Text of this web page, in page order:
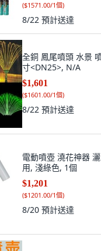
($1571.00/1個)
8/22 預計送達
全銅 鳳尾噴頭 水景
寸<DN25>, N/A
$1,601
($1601.00/1個)
8/22 預計送達
電動噴壺 澆花神器
用, 淺綠色, 1個
$1,201
($1201.00/1個)
8/20 預計送達